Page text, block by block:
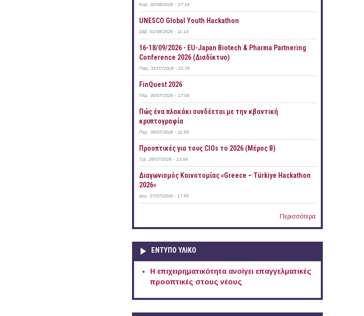
Κυρ, 02/08/2026 - 17:19
UNESCO Global Youth Hackathon
Σάβ, 01/08/2026 - 11:13
16-18/09/2026 - EU-Japan Biotech & Pharma Partnering
Conference 2026 (Διαδίκτυο)
Παρ, 31/07/2026 - 21:35
FinQuest 2026
Πέμ, 30/07/2026 - 17:05
Πώς ένα πλακάκι συνδέεται με την κβαντική
κρυπτογραφία
Πέμ, 30/07/2026 - 11:59
Προοπτικές για τους CIOs το 2026 (Μέρος Β)
Τρί, 28/07/2026 - 13:59
Διαγωνισμός Καινοτομίας «Greece – Türkiye Hackathon
2026»
Δευ, 27/07/2026 - 17:55
Περισσότερα
ΕΝΤΥΠΟ ΥΛΙΚΟ
Η επιχειρηματικότητα ανοίγει επαγγελματικές
προοπτικές στους νέους